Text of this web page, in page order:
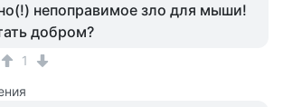
непоправимое зло для мыши!
добром?
1